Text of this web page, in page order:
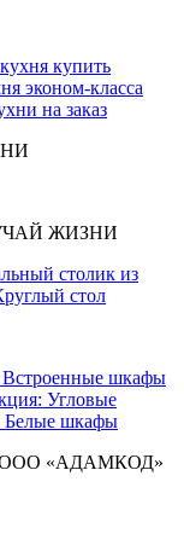
купить
эконом-класса
на заказ
ЖИЗНИ
столик из
стол
Встроенные шкафы
Угловые
Белые шкафы
ООО «АДАМКОД»